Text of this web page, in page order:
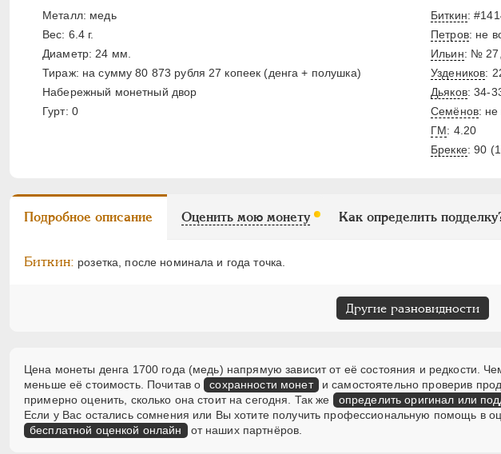
Металл: медь
Вес: 6.4 г.
Диаметр: 24 мм.
Тираж: на сумму 80 873 рубля 27 копеек (денга + полушка)
Набережный монетный двор
Гурт: 0
Биткин:
Петров: не
Ильин: №
Уздеников:
Дьяков: 34-
Семёнов: не
ГМ: 4.20
Брекке: 90
Подробное описание Оценить мою монету Как определить
Биткин: розетка, после номинала и года точка.
Другие разновидности
Цена монеты денга 1700 года (медь) напрямую зависит от её состояния и редкости.
меньше её стоимость. Почитав о сохранности монет и самостоятельно проверив
примерно оценить, сколько она стоит на сегодня. Так же
определить оригинал или
Если у Вас остались сомнения или Вы хотите получить профессиональную помощь в
бесплатной оценкой онлайн от наших партнёров.